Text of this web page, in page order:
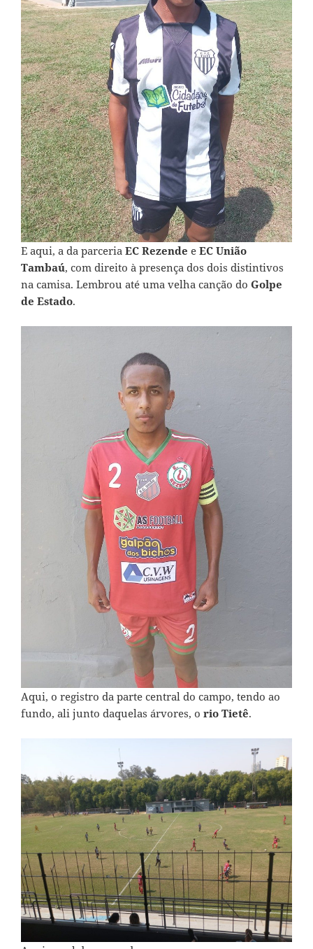
E aqui, a da parceria EC Rezende e EC União
Tambaú, com direito à presença dos dois distintivos
na camisa. Lembrou até uma velha canção do Golpe
de Estado.
Aqui, o registro da parte central do campo, tendo ao
fundo, ali junto daquelas árvores, o rio Tietê.